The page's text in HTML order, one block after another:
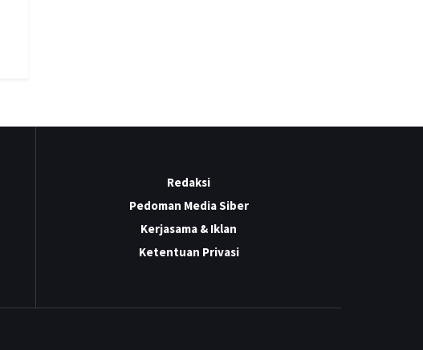
Redaksi
Pedoman Media Siber
Kerjasama & Iklan
Ketentuan Privasi